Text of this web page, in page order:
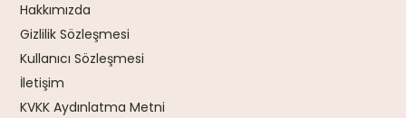
Hakkımızda
Gizlilik Sözleşmesi
Kullanıcı Sözleşmesi
İletişim
KVKK Aydınlatma Metni